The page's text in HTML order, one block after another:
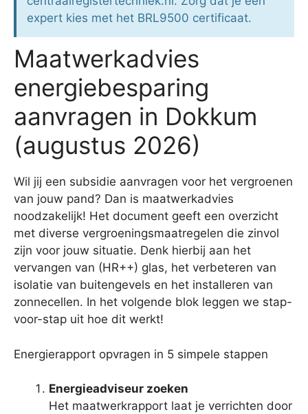
expert kies met het BRL9500 certificaat.
Maatwerkadvies
energiebesparing
aanvragen in Dokkum
(augustus 2026)
Wil jij een subsidie aanvragen voor het vergroenen
van jouw pand? Dan is maatwerkadvies
noodzakelijk! Het document geeft een overzicht
met diverse vergroeningsmaatregelen die zinvol
zijn voor jouw situatie. Denk hierbij aan het
vervangen van (HR++) glas, het verbeteren van
isolatie van buitengevels en het installeren van
zonnecellen. In het volgende blok leggen we stap-
voor-stap uit hoe dit werkt!
Energierapport opvragen in 5 simpele stappen
Energieadviseur zoeken
Het maatwerkrapport laat je verrichten door